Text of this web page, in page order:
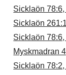
Sicklaön
Sicklaön
Sicklaön
Myskmadran
Sicklaön